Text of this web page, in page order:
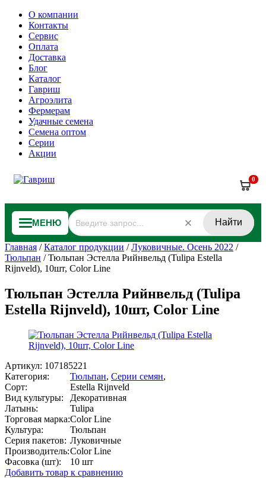
О компании
Контакты
Сервис
Оплата
Доставка
Блог
Каталог
Гавриш
Агроэлита
Фермерам
Удачные семена
Семена оптом
Серии
Акции
0
МЕНЮ Найти
Главная /Каталог продукции /Луковичные. Осень 2022 /
Тюльпан /Тюльпан Эстелла Рийнвельд (Tulipa Estella
Rijnveld), 10шт, Color Line
Тюльпан Эстелла Рийнвельд (Tulipa
Estella Rijnveld), 10шт, Color Line
Артикул: 107185221
Категория:
Тюльпан, Серии семян,
Сорт:
Estella Rijnveld
Вид культуры:
Декоративная
Латынь:
Tulipa
Торговая марка:Color Line
Культура:
Тюльпан
Серия пакетов: Луковичные
Производитель:Color Line
Фасовка (шт):
10 шт
Добавить товар к сравнению